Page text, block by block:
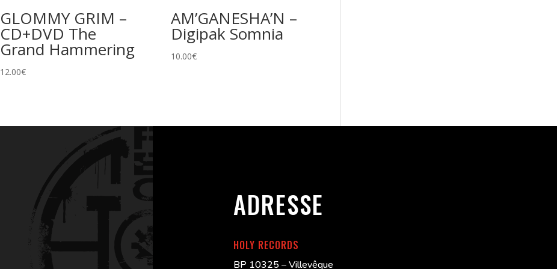
GLOMMY GRIM –
CD+DVD The
Grand Hammering
12.00€
AM’GANESHA’N –
Digipak Somnia
10.00€
ADRESSE
HOLY RECORDS
BP 10325 – Villevêque